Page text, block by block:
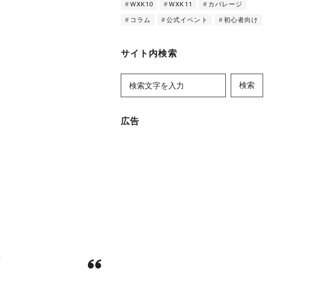
WXK10 WXK11 カバレージ
コラム 公式イベント 初心者向け
サイト内検索
検索
広告